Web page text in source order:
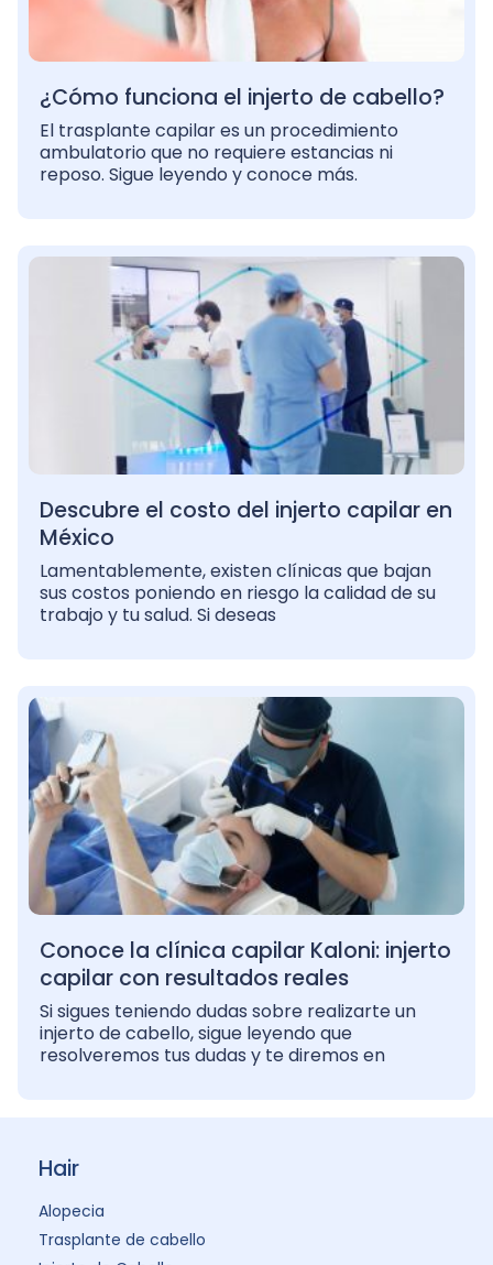
¿Cómo funciona el injerto de cabello?
El trasplante capilar es un procedimiento
ambulatorio que no requiere estancias ni
reposo. Sigue leyendo y conoce más.
Descubre el costo del injerto capilar en
México
Lamentablemente, existen clínicas que bajan
sus costos poniendo en riesgo la calidad de su
trabajo y tu salud. Si deseas
Conoce la clínica capilar Kaloni: injerto
capilar con resultados reales
Si sigues teniendo dudas sobre realizarte un
injerto de cabello, sigue leyendo que
resolveremos tus dudas y te diremos en
Hair
Alopecia
Trasplante de cabello